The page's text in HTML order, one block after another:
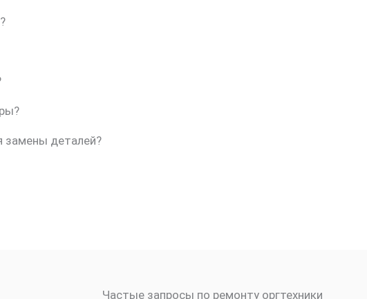
замены деталей?
Частые запросы по ремонту оргтехники